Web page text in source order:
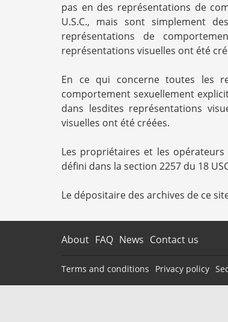
pas en des représentations de
U.S.C., mais sont simplement
représentations de
représentations visuelles ont été
En ce qui concerne toutes les
comportement sexuellement
dans lesdites représentations
visuelles ont été créées.
Les propriétaires et les
défini dans la section 2257 du 18
Le dépositaire des archives de ce
About FAQ News Contact us
Terms and conditions Privacy policy